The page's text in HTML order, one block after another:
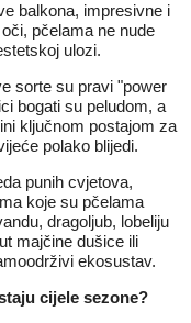
balkona, impresivne i
pčelama ne nude
ulozi.
sorte su pravi "power
bogati su peludom, a
ključnom postajom za
polako blijedi.
punih cvjetova,
koje su pčelama
dragoljub, lobeliju
majčine dušice ili
ekosustav.
cijele sezone?